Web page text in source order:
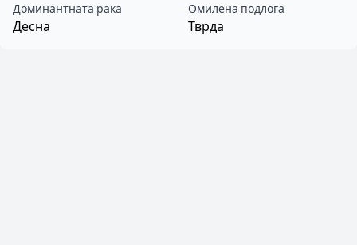
Доминантната рака
Десна
Омилена подлога
Тврда